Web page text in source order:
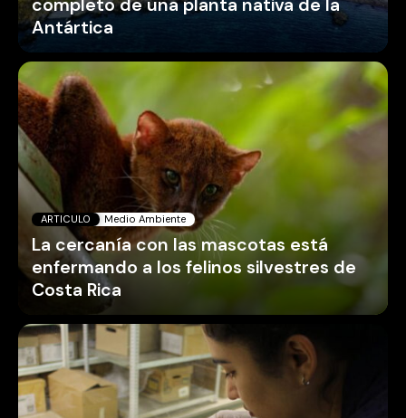
completo de una planta nativa de la
Antártica
ARTICULO Medio Ambiente
La cercanía con las mascotas está
enfermando a los felinos silvestres de
Costa Rica